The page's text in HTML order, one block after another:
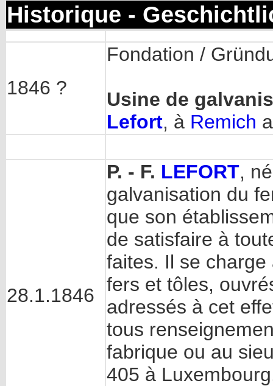
Historique -
1846 ?
Fondation /
Usine de
Lefort, à Remich
28.1.1846
P. - F. LEFORT,
galvanisation du
que son
de satisfaire à
faites. Il se
fers et tôles,
adressés à cet
tous
fabrique ou au
405 à